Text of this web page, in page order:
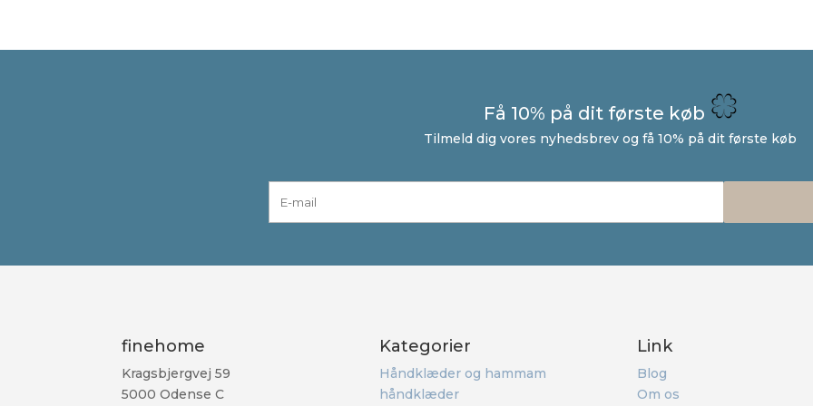
Få 10% på dit første køb
Tilmeld dig vores nyhedsbrev og få 10% på dit første køb
finehome
Kragsbjergvej 59
5000 Odense C
Kategorier
Håndklæder og hammam
håndklæder
Link
Blog
Om os